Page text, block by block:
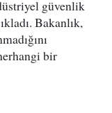
güvenlik
Bakanlık,
bir